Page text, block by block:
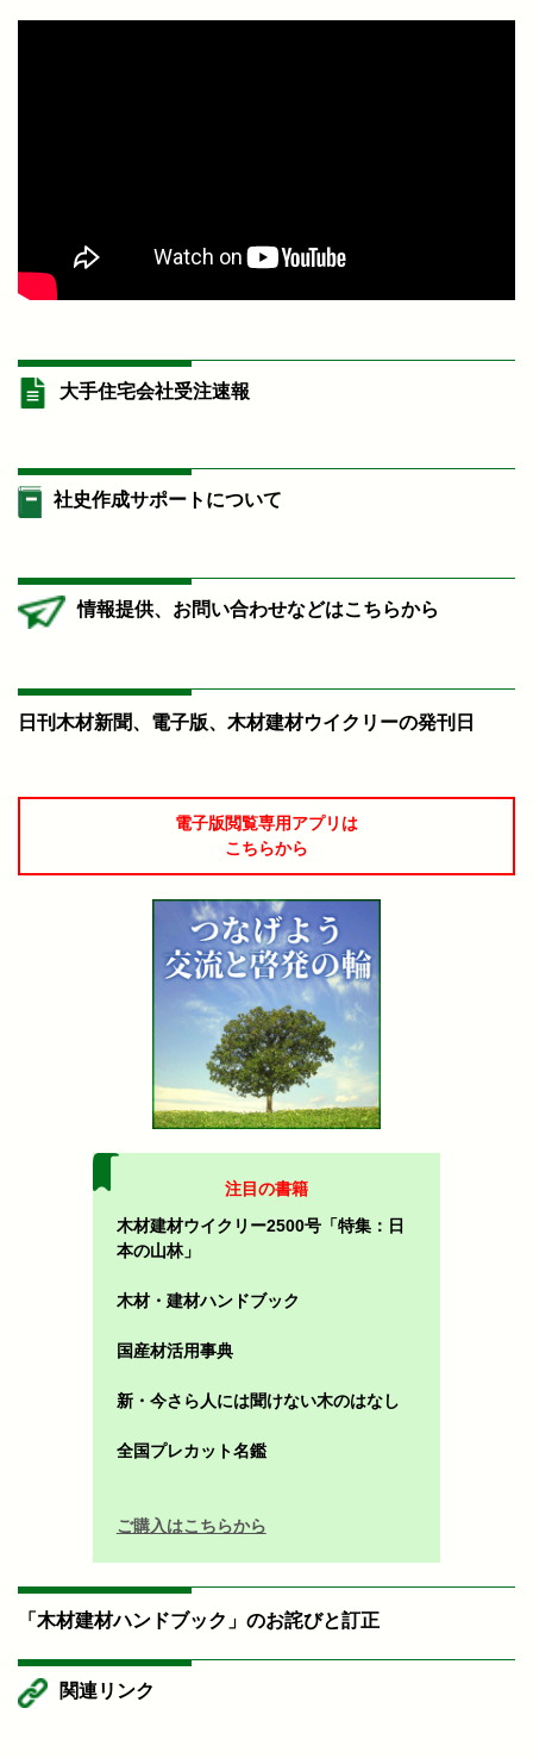
大手住宅会社受注速報
社史作成サポートについて
情報提供、お問い合わせなどはこちらから
日刊木材新聞、電子版、木材建材ウイクリーの発刊日
電子版閲覧専用アプリは
こちらから
注目の書籍
木材建材ウイクリー2500号「特集：日
本の山林」
木材・建材ハンドブック
国産材活用事典
新・今さら人には聞けない木のはなし
全国プレカット名鑑
ご購入はこちらから
「木材建材ハンドブック」のお詫びと訂正
関連リンク